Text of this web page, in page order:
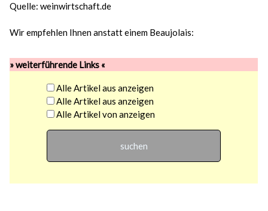
Quelle: weinwirtschaft.de
Wir empfehlen Ihnen anstatt einem Beaujolais:
» weiterführende Links «
Alle Artikel ausanzeigen
Alle Artikel ausanzeigen
Alle Artikel vonanzeigen